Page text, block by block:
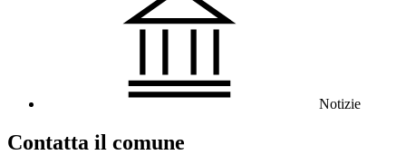
Notizie
Contatta il comune